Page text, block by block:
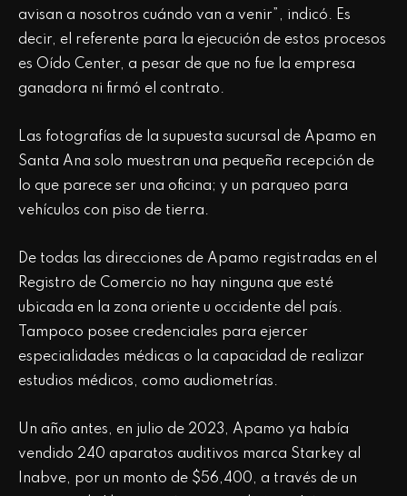
avisan a nosotros cuándo van a venir”, indicó. Es
decir, el referente para la ejecución de estos procesos
es Oído Center, a pesar de que no fue la empresa
ganadora ni firmó el contrato.
Las fotografías de la supuesta sucursal de Apamo en
Santa Ana solo muestran una pequeña recepción de
lo que parece ser una oficina; y un parqueo para
vehículos con piso de tierra.
De todas las direcciones de Apamo registradas en el
Registro de Comercio no hay ninguna que esté
ubicada en la zona oriente u occidente del país.
Tampoco posee credenciales para ejercer
especialidades médicas o la capacidad de realizar
estudios médicos, como audiometrías.
Un año antes, en julio de 2023, Apamo ya había
vendido 240 aparatos auditivos marca Starkey al
Inabve, por un monto de $56,400, a través de un